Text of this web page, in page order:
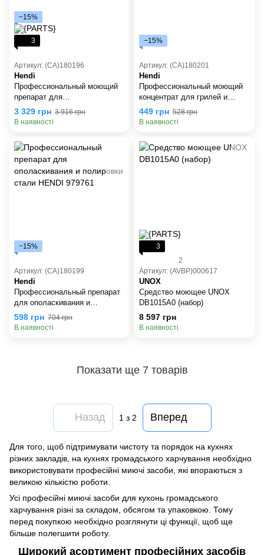
−15%
3
Артикул: (СА)180196
Hendi
Профессиональный моющий
препарат для
пароконвектоматов, канистра
10 л HENDI 231388
3 329 грн 3 916 грн
В наявності
−15%
Артикул: (СА)180201
Hendi
Профессиональный моющий
концентрат для грилей и
печей, бутылка - 1 л HENDI
975039
449 грн 528 грн
В наявності
−15%
Артикул: (СА)180199
Hendi
Профессиональный препарат
для ополаскивания и
полировки стали HENDI
979761
598 грн 704 грн
В наявності
3
2
Артикул: (AVBP)000617
UNOX
Средство моющее UNOX
DB1015A0 (набор)
8 597 грн
В наявності
Показати ще 7 товарів
Назад 1 з 2 Вперед
Для того, щоб підтримувати чистоту та порядок на кухнях
різних закладів, на кухнях громадського харчування необхідно
використовувати професійні миючі засоби, які впораються з
великою кількістю роботи.
Усі професійні миючі засоби для кухонь громадського
харчування різні за складом, обсягом та упаковкою. Тому
перед покупкою необхідно розглянути ці функції, щоб ще
більше полегшити роботу.
Широкий асортимент професійних засобів